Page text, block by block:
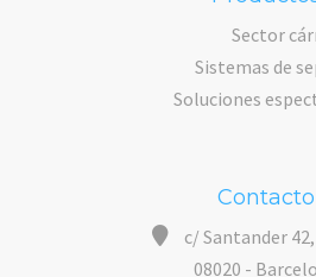
Sector
Sistemas de
Soluciones
Contacto
c/ Santander
08020 -